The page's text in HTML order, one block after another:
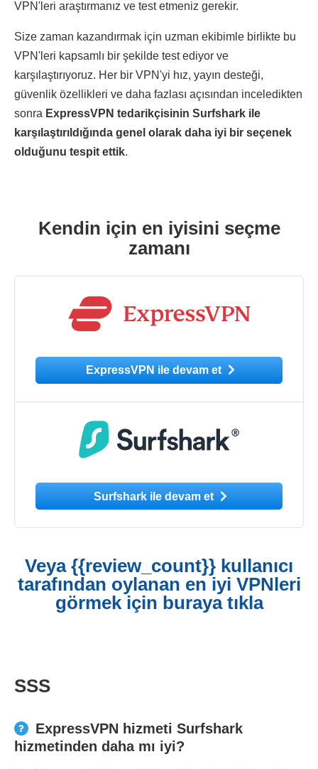
VPN'leri araştırmanız ve test etmeniz gerekir.
Size zaman kazandırmak için uzman ekibimle birlikte bu
VPN'leri kapsamlı bir şekilde test ediyor ve
karşılaştırıyoruz. Her bir VPN'yi hız, yayın desteği,
güvenlik özellikleri ve daha fazlası açısından inceledikten
sonra ExpressVPN tedarikçisinin Surfshark ile
karşılaştırıldığında genel olarak daha iyi bir seçenek
olduğunu tespit ettik.
Kendin için en iyisini seçme
zamanı
ExpressVPN ile devam et
Surfshark ile devam et
Veya {{review_count}} kullanıcı
tarafından oylanan en iyi VPNleri
görmek için buraya tıkla
SSS
ExpressVPN hizmeti Surfshark
hizmetinden daha mı iyi?